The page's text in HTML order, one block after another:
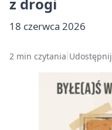
18 czerwca 2026
2 min czytania Udostępnij